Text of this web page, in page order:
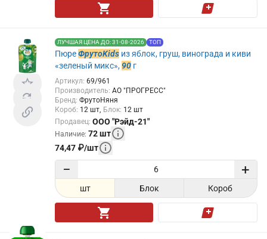
ЛУЧШАЯ ЦЕНА ДО: 31-08-2026 ТОП
ПюреФрутоKids из яблок, груш, винограда и киви
«зеленый микс», 90 г
Артикул: 69/961
Производитель: АО "ПРОГРЕСС"
Бренд: ФрутоНяня
Короб: 12 шт Блок: 12 шт
Продавец: ООО "Рэйд-21"
Наличие: 72шт
74,47 ₽/шт
− +
шт Блок Короб